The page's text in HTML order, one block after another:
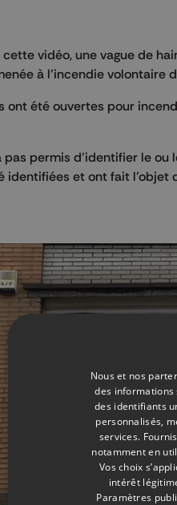
vidéo, une vague de
à l’incendie volontaire
ont été ouvertes pour
pas permis d’identifier le
et ont fait l’objet
Nous et nos
des informations
des identifiants
personnalisés,
services.
notamment en
Vos choix
intérêt
Paramètres